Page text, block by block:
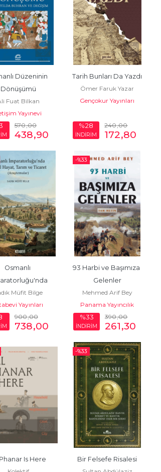
Düzeninin
Dönüşümü
Fuat Bilkan
Yayınevi
570,00
438,90
Tarih Bunları Da Yazdı
Ömer Faruk Yazar
Gençokur Yayınları
%28
İNDİRİM
240,00
172,80
Osmanlı
Hayat, Tarım ve
(Araştırmalar)
Müfit Bilge
Yayınları
900,00
738,00
-%33
93 Harbi ve Başımıza
Gelenler
Mehmed Arif Bey
Panama Yayıncılık
%33
İNDİRİM
390,00
261,30
Is Here
-%33
Bir Felsefe Risalesi